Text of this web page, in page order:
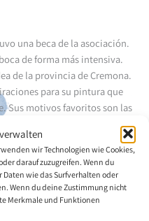
wir Technologien wie Cookies,
darauf zuzugreifen. Wenn du
wie das Surfverhalten oder
Wenn du deine Zustimmung nicht
Merkmale und Funktionen
una beca de la asociación.
de forma más intensiva.
de la provincia de Cremona.
para su pintura que
Sus motivos favoritos son las
en numerosas
Esto también llevó a que
de Roberto Zomero.
del artista